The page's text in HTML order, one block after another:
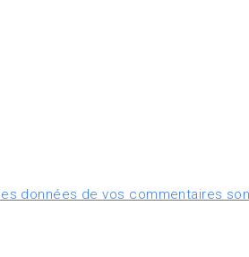
données de vos commentaires